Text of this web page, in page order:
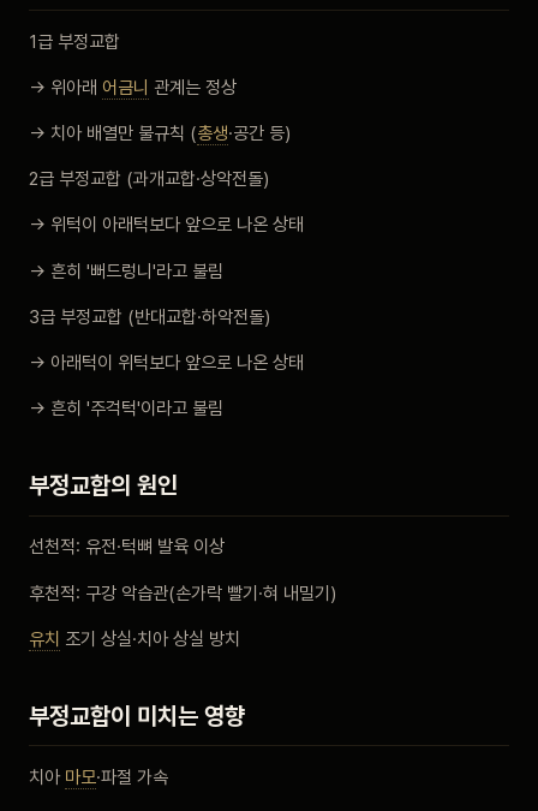
자주 묻는 질문
회원가입 / 로그인
1급 부정교합
→ 위아래 어금니 관계는 정상
→ 치아 배열만 불규칙 (총생·공간 등)
2급 부정교합 (과개교합·상악전돌)
→ 위턱이 아래턱보다 앞으로 나온 상태
→ 흔히 '뻐드렁니'라고 불림
3급 부정교합 (반대교합·하악전돌)
→ 아래턱이 위턱보다 앞으로 나온 상태
→ 흔히 '주걱턱'이라고 불림
부정교합의 원인
선천적: 유전·턱뼈 발육 이상
후천적: 구강 악습관(손가락 빨기·혀 내밀기)
유치 조기 상실·치아 상실 방치
부정교합이 미치는 영향
치아 마모·파절 가속